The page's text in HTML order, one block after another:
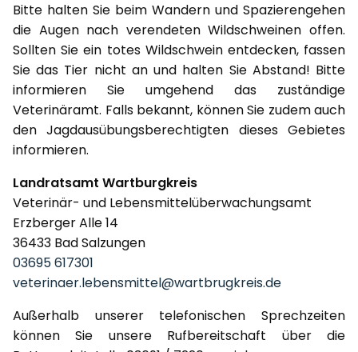
Bitte halten Sie beim Wandern und Spazierengehen
die Augen nach verendeten Wildschweinen offen.
Sollten Sie ein totes Wildschwein entdecken, fassen
Sie das Tier nicht an und halten Sie Abstand! Bitte
informieren Sie umgehend das zuständige
Veterinäramt. Falls bekannt, können Sie zudem auch
den Jagdausübungsberechtigten dieses Gebietes
informieren.
Landratsamt Wartburgkreis
Veterinär- und Lebensmittelüberwachungsamt
Erzberger Alle 14
36433 Bad Salzungen
03695 617301
veterinaer.lebensmittel@wartbrugkreis.de
Außerhalb unserer telefonischen Sprechzeiten
können Sie unsere Rufbereitschaft über die